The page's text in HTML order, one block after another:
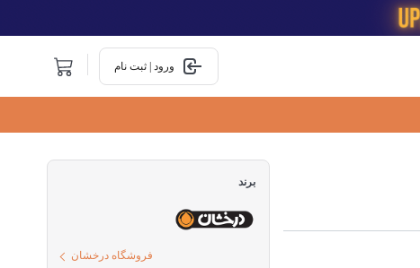
ورود | ثبت نام
برند
فروشگاه درخشان